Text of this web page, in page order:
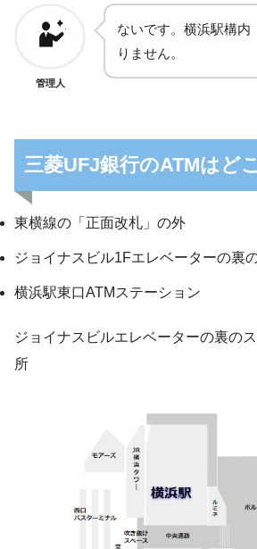
管理人
ないです。横浜駅構内
りません。
三菱UFJ銀行のATMはど
東横線の「正面改札」の外
ジョイナスビル1Fエレベーターの裏
横浜駅東口ATMステーション
ジョイナスビルエレベーターの裏の
所